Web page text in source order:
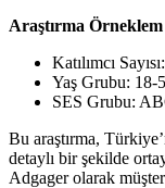
Araştırma
Katılımcı
Yaş Grubu: 18-
SES Grubu:
Bu araştırma,
detaylı bir şekilde
Adgager olarak